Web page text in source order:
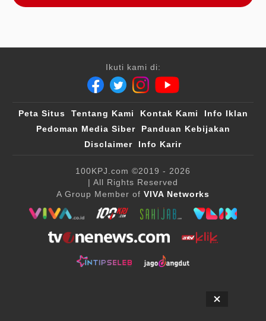
Ikuti kami di:
Peta Situs Tentang Kami Kontak Kami
Info Iklan
Pedoman Media Siber
Panduan Kebijakan
Disclaimer
Info Karir
100KPJ.com ©2019 - 2026
| All Rights Reserved
A Group Member of VIVA Networks